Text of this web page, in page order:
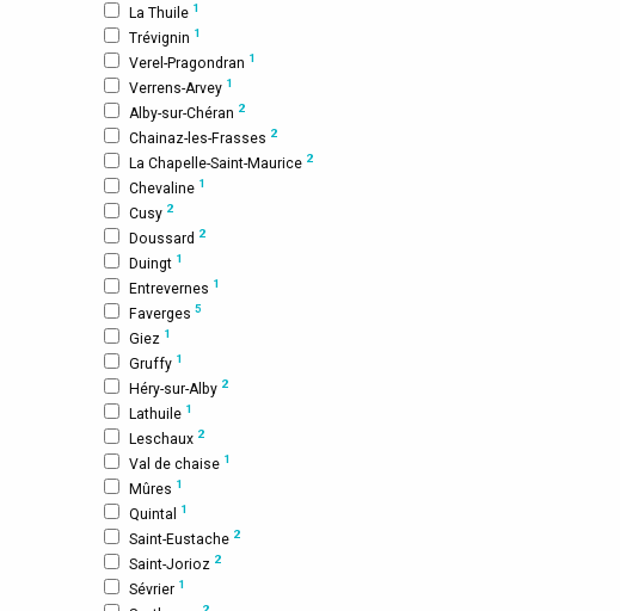
La Thuile 1
Trévignin 1
Verel-Pragondran 1
Verrens-Arvey 1
Alby-sur-Chéran 2
Chainaz-les-Frasses 2
La Chapelle-Saint-Maurice 2
Chevaline 1
Cusy 2
Doussard 2
Duingt 1
Entrevernes 1
Faverges 5
Giez 1
Gruffy 1
Héry-sur-Alby 2
Lathuile 1
Leschaux 2
Val de chaise 1
Mûres 1
Quintal 1
Saint-Eustache 2
Saint-Jorioz 2
Sévrier 1